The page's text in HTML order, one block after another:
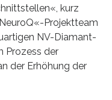
kurz
Projektteam
NV-Diamant-
Prozess der
der Erhöhung der